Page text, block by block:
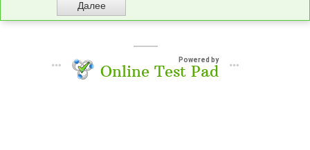
Powered by
Online Test Pad